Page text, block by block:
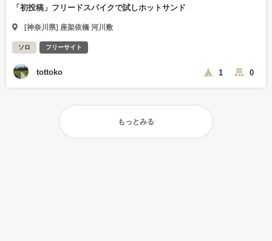
「初投稿」フリードスパイクで試しホットサンド
[神奈川県] 座架依橋 河川敷
ソロ フリーサイト
tottoko 1 0
もっとみる